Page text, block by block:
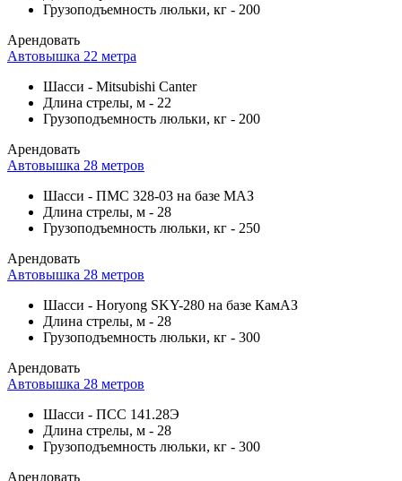
Грузоподъемность люльки, кг - 200
Арендовать
Автовышка 22 метра
Шасси - Mitsubishi Canter
Длина стрелы, м - 22
Грузоподъемность люльки, кг - 200
Арендовать
Автовышка 28 метров
Шасси - ПМС 328-03 на базе МАЗ
Длина стрелы, м - 28
Грузоподъемность люльки, кг - 250
Арендовать
Автовышка 28 метров
Шасси - Horyong SKY-280 на базе КамАЗ
Длина стрелы, м - 28
Грузоподъемность люльки, кг - 300
Арендовать
Автовышка 28 метров
Шасси - ПСС 141.28Э
Длина стрелы, м - 28
Грузоподъемность люльки, кг - 300
Арендовать